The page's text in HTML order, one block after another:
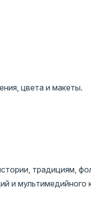
цвета и макеты.
традициям,
и мультимедийного